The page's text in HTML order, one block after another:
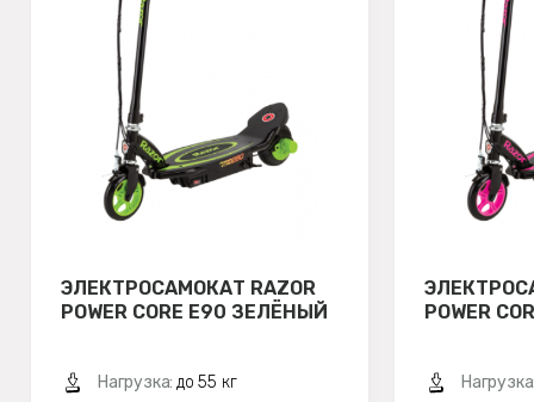
ЭЛЕКТРОСАМОКАТ RAZOR
POWER CORE E90 ЗЕЛЁНЫЙ
Нагрузка: до 55 кг
POWER